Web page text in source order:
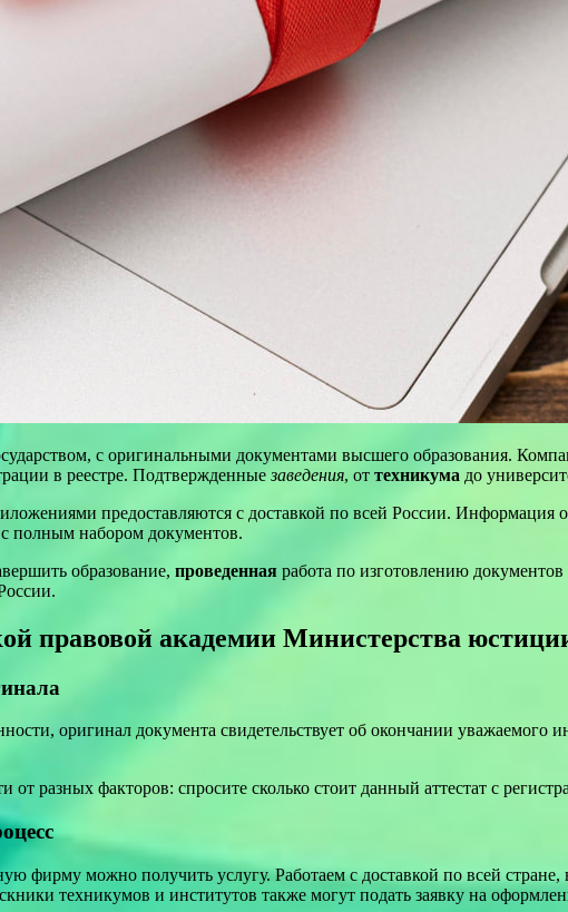
с оригинальными документами высшего образования.
в реестре. Подтвержденные заведения, от техникума до
предоставляются с доставкой по всей России. Информация
с полным набором документов.
образование, проведенная работа по изготовлению
правовой академии Министерства
оригинал документа свидетельствует об окончании уважаемого
от разных факторов: спросите сколько стоит данный аттестат с
фирму можно получить услугу. Работаем с доставкой по всей
техникумов и институтов также могут подать заявку на